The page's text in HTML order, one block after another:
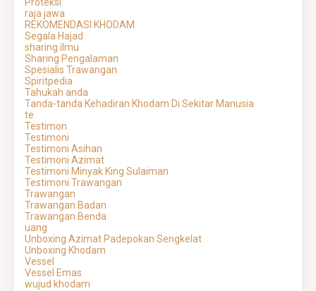
raja jawa
REKOMENDASI KHODAM
Segala Hajad
sharing ilmu
Sharing Pengalaman
Spesialis Trawangan
Spiritpedia
Tahukah anda
Tanda-tanda Kehadiran Khodam Di Sekitar Manusia
te
Testimon
Testimoni
Testimoni Asihan
Testimoni Azimat
Testimoni Minyak King Sulaiman
Testimoni Trawangan
Trawangan
Trawangan Badan
Trawangan Benda
uang
Unboxing Azimat Padepokan Sengkelat
Unboxing Khodam
Vessel
Vessel Emas
wujud khodam